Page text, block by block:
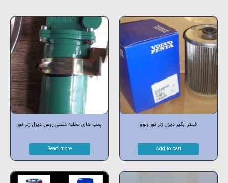
فیلتر آبگیر دیزل ژنراتور ولوو
Add to cart
پمپ های تخلیه دستی روغن دیزل ژنراتور
Read more